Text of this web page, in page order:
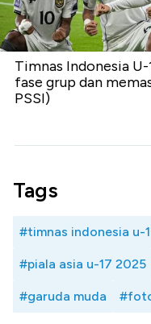
Timnas Indonesia
fase grup dan
PSSI)
Tags
#timnas indonesia u-
#piala asia u-17 2025
#garuda muda